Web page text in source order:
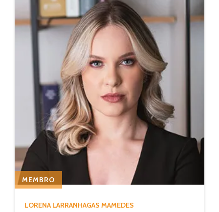
MEMBRO
LORENA LARRANHAGAS MAMEDES